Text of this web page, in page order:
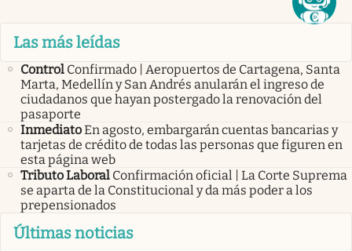
Las más leídas
Control Confirmado | Aeropuertos de Cartagena, Santa
Marta, Medellín y San Andrés anularán el ingreso de
ciudadanos que hayan postergado la renovación del
pasaporte
InmediatoEn agosto, embargarán cuentas bancarias y
tarjetas de crédito de todas las personas que figuren en
esta página web
Tributo Laboral Confirmación oficial | La Corte Suprema
se aparta de la Constitucional y da más poder a los
prepensionados
Últimas noticias